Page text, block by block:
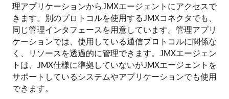
理アプリケーションからJMXエージェントにアクセスで
きます。別のプロトコルを使用するJMXコネクタでも、
同じ管理インタフェースを用意しています。管理アプリ
ケーションでは、使用している通信プロトコルに関係な
く、リソースを透過的に管理できます。JMXエージェン
トは、JMX仕様に準拠していないがJMXエージェントを
サポートしているシステムやアプリケーションでも使用
できます。